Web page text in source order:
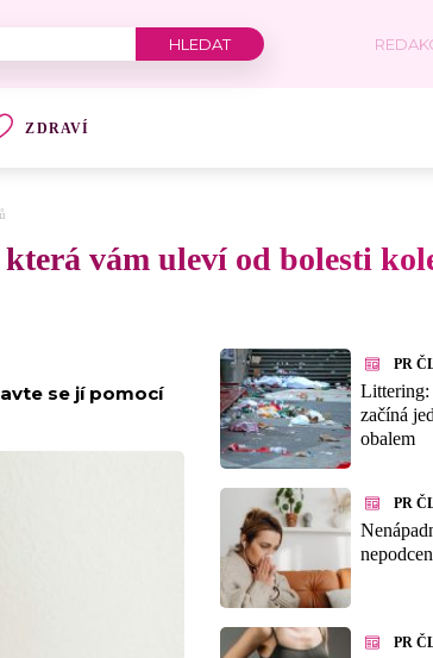
ZDRAVÍ
vám uleví od bolesti
se jí pomocí
PR
Littering:
začíná
obalem
PR
PR